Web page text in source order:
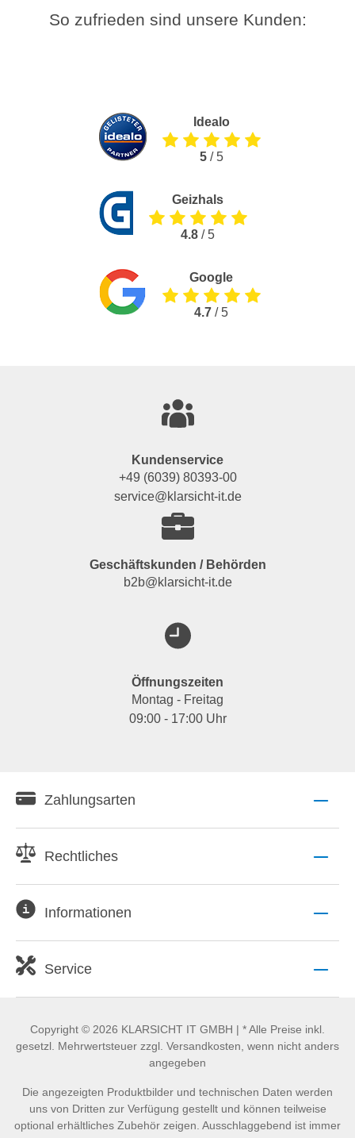
So zufrieden sind unsere Kunden:
Idealo
5/ 5
Geizhals
4.8 / 5
Google
4.7 / 5
Kundenservice
+49 (6039) 80393-00
service@klarsicht-it.de
Geschäftskunden / Behörden
b2b@klarsicht-it.de
Öffnungszeiten
Montag - Freitag
09:00 - 17:00 Uhr
Zahlungsarten
Rechtliches
Informationen
Service
Copyright © 2026 KLARSICHT IT GMBH | * Alle Preise inkl.
gesetzl. Mehrwertsteuer zzgl. Versandkosten, wenn nicht anders
angegeben
Die angezeigten Produktbilder und technischen Daten werden
uns von Dritten zur Verfügung gestellt und können teilweise
optional erhältliches Zubehör zeigen. Ausschlaggebend ist immer